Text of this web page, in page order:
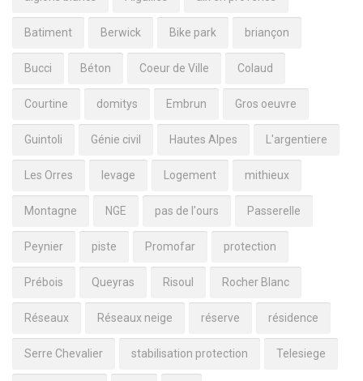
Batiment Berwick Bike park briançon
Bucci Béton Coeur de Ville Colaud
Courtine domitys Embrun Gros oeuvre
Guintoli Génie civil Hautes Alpes L'argentiere
Les Orres levage Logement mithieux
Montagne NGE pas de l'ours Passerelle
Peynier piste Promofar protection
Prébois Queyras Risoul Rocher Blanc
Réseaux Réseaux neige réserve résidence
Serre Chevalier stabilisation protection Telesiege